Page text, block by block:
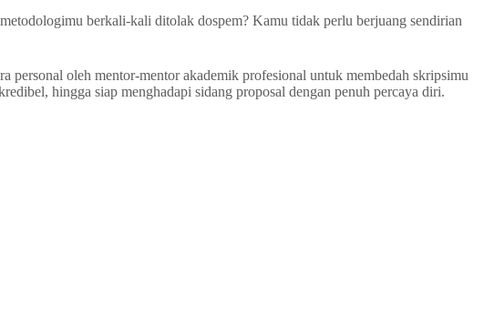
berkali-kali ditolak dospem? Kamu tidak perlu berjuang sendirian
oleh mentor-mentor akademik profesional untuk membedah skripsimu
hingga siap menghadapi sidang proposal dengan penuh percaya diri.